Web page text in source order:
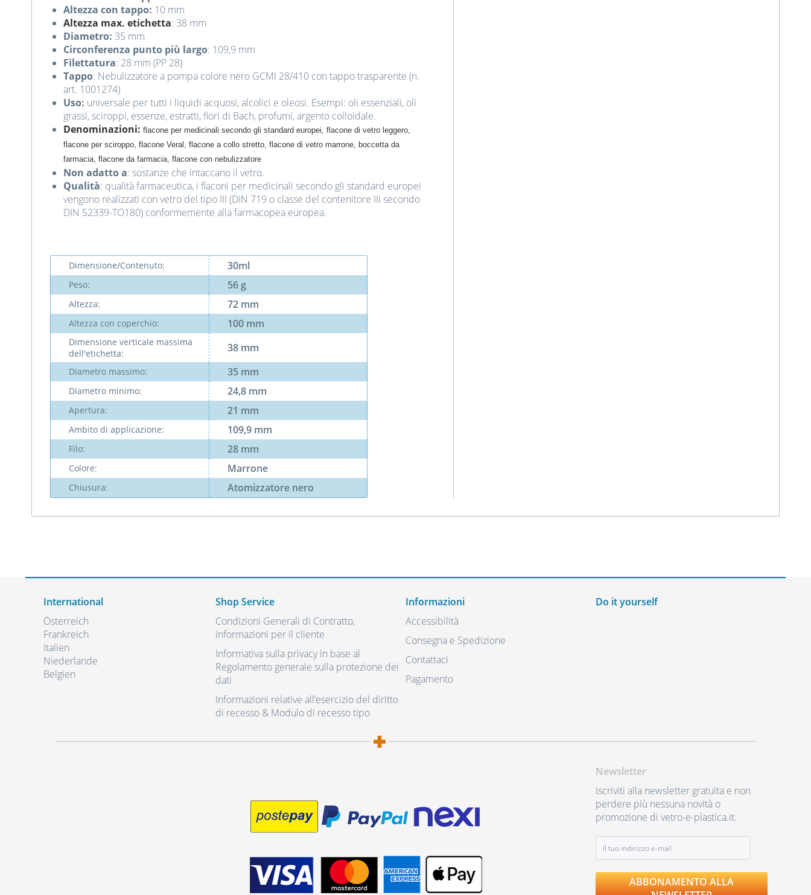
Altezza con tappo: 10 mm
Altezza max. etichetta: 38 mm
Diametro: 35 mm
Circonferenza punto più largo: 109,9 mm
Filettatura: 28 mm (PP 28)
Tappo: Nebulizzatore a pompa colore nero GCMI 28/410 con tappo trasparente (n.
art. 1001274)
Uso: universale per tutti i liquidi acquosi, alcolici e oleosi. Esempi: oli essenziali, oli
grassi, sciroppi, essenze, estratti, fiori di Bach, profumi, argento colloidale.
Denominazioni: flacone per medicinali secondo gli standard europei, flacone di vetro leggero,
flacone per sciroppo, flacone Veral, flacone a collo stretto, flacone di vetro marrone, boccetta da
farmacia, flacone da farmacia, flacone con nebulizzatore
Non adatto a: sostanze che intaccano il vetro.
Qualità: qualità farmaceutica, i flaconi per medicinali secondo gli standard europei
vengono realizzati con vetro del tipo III (DIN 719 o classe del contenitore III secondo
DIN 52339-TO180) conformemente alla farmacopea europea.
Dimensione/Contenuto: 30ml
Peso: 56 g
Altezza: 72 mm
Altezza con coperchio: 100 mm
Dimensione verticale massima
dell'etichetta:
38 mm
Diametro massimo: 35 mm
Diametro minimo: 24,8 mm
Apertura: 21 mm
Ambito di applicazione: 109,9 mm
Filo: 28 mm
Colore: Marrone
Chiusura: Atomizzatore nero
International
Österreich
Frankreich
Italien
Niederlande
Belgien
Shop Service
Condizioni Generali di Contratto,
informazioni per il cliente
Informativa sulla privacy in base al
Regolamento generale sulla protezione dei
dati
Informazioni relative all’esercizio del diritto
di recesso & Modulo di recesso tipo
Informazioni
Accessibilità
Consegna e Spedizione
Contattaci
Pagamento
Do it yourself
Newsletter
Iscriviti alla newsletter gratuita e non
perdere più nessuna novità o
promozione di vetro-e-plastica.it.
ABBONAMENTO ALLA